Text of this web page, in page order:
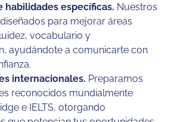
habilidades específicas. Nuestros
para mejorar áreas
vocabulario y
ayudándote a comunicarte con
internacionales. Preparamos
reconocidos mundialmente
e IELTS, otorgando